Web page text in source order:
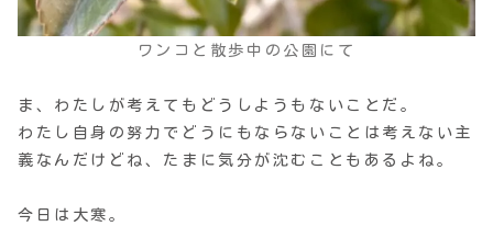
ワンコと散歩中の公園にて
ま、わたしが考えてもどうしようもないことだ。
わたし自身の努力でどうにもならないことは考えない主
義なんだけどね、たまに気分が沈むこともあるよね。
今日は大寒。